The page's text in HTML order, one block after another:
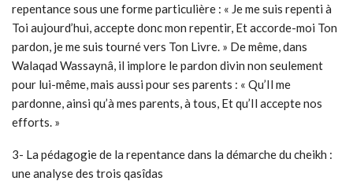
repentance sous une forme particulière : « Je me suis repenti à
Toi aujourd’hui, accepte donc mon repentir, Et accorde-moi Ton
pardon, je me suis tourné vers Ton Livre. » De même, dans
Walaqad Wassaynâ, il implore le pardon divin non seulement
pour lui-même, mais aussi pour ses parents : « Qu’Il me
pardonne, ainsi qu’à mes parents, à tous, Et qu’Il accepte nos
efforts. »
3- La pédagogie de la repentance dans la démarche du cheikh :
une analyse des trois qasîdas